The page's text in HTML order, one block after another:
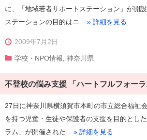
に、「地域若者サポートステーション」が開
ステーションの目的はニ... » 詳細を見る
2009年7月2日
学校・NPO情報 神奈川県
不登校の悩み支援 「ハートフルフォー
27日に神奈川県横須賀市本町の市立総合福祉
を持つ児童・生徒や保護者の支援を目的とし
ラム」が開催された... » 詳細を見る